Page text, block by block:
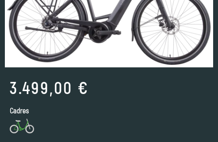
3.499,00 €
Cadres